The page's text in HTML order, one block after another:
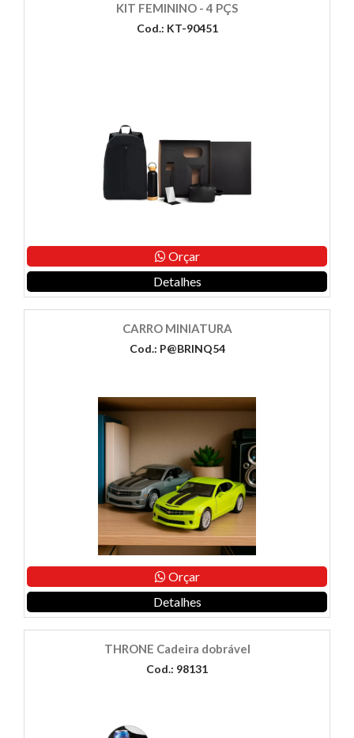
KIT FEMININO - 4 PÇS
Cod.: KT-90451
Orçar
Detalhes
CARRO MINIATURA
Cod.: P@BRINQ54
Orçar
Detalhes
THRONE Cadeira dobrável
Cod.: 98131